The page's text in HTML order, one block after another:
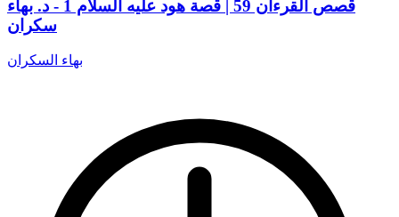
قصص القرءان 59 | قصة هود عليه السلام 1 - د. بهاء
سكران
بهاء السكران